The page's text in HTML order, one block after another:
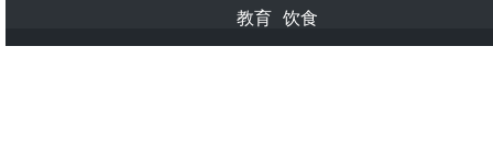
教育 饮食